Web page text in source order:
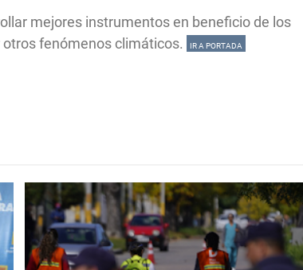
mejores instrumentos en beneficio de los
fenómenos climáticos.
IR A PORTADA